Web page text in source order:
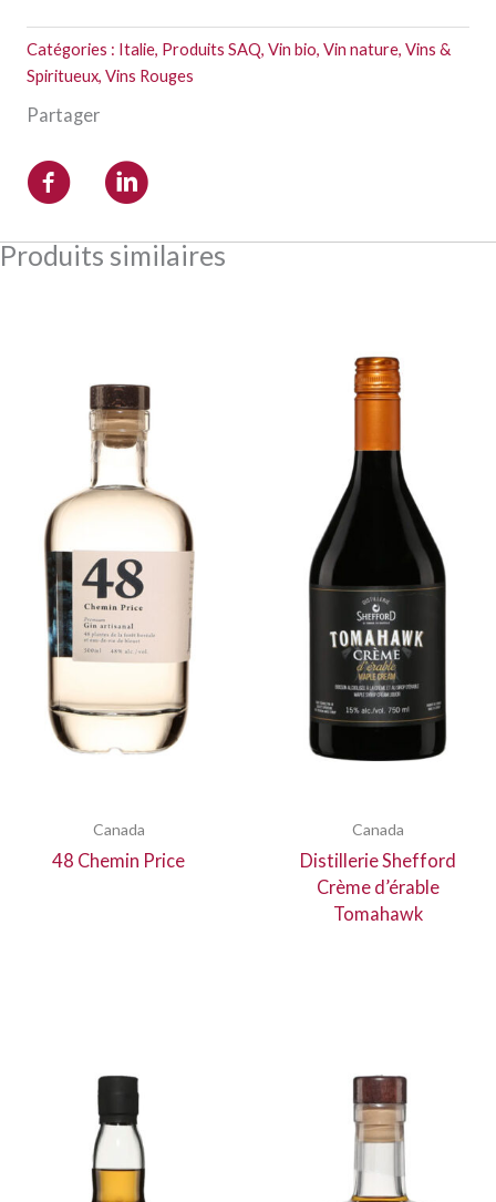
Catégories : Italie, Produits SAQ, Vin bio, Vin nature, Vins &
Spiritueux, Vins Rouges
Partager
Produits similaires
Canada
48 Chemin Price
Canada
Distillerie Shefford
Crème d’érable
Tomahawk